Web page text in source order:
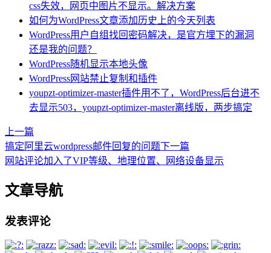
css失效，网页中图片不显示。解决方案
如何为WordPress文章添加历史上的今天列表
WordPress用户自组找回密码解决，是官方埋下的漏洞
还是我的问题？
WordPress随机显示本地头像
WordPress网站禁止复制和插件
youpzt-optimizer-master插件用不了，WordPress后台进不
去显示503，youpzt-optimizer-master离线版，两步搞定
上一篇
搞定阿里云wordpress邮件回复的问题下一篇
网站评论加入了VIP等级、地理位置、网络设备显示
文章导航
发表评论